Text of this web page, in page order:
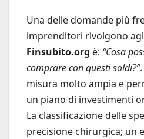
Una delle domande più
imprenditori rivolgono
Finsubito.org è: “Cosa
comprare con questi soldi?”
misura molto ampia e
un piano di investimenti
La classificazione delle
precisione chirurgica; un